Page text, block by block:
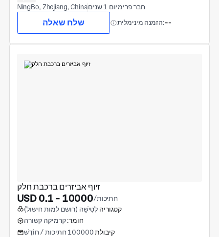
NingBo, Zhejiang, China חבר פרימיום 1 שנים
שלח שאלה הזמנה מינימלית:--
זיוף אביזרים ברכבת חלק
USD 0.1 - 10000 /חתיכות
קטגוריה לְטִישָׁה (רושם למות חישול)
חומר: קרמיקה קשורה
קיבולת 100000 חתיכות / חוֹדֶשׁ